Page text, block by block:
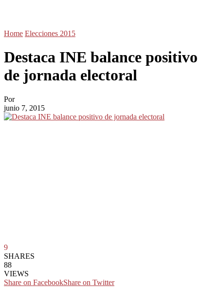
Home Elecciones 2015
Destaca INE balance positivo
de jornada electoral
Por
junio 7, 2015
9
SHARES
88
VIEWS
Share on FacebookShare on Twitter